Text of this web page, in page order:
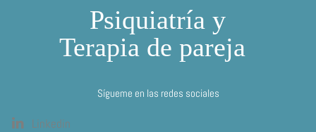
Sígueme en las redes sociales
Linkedin